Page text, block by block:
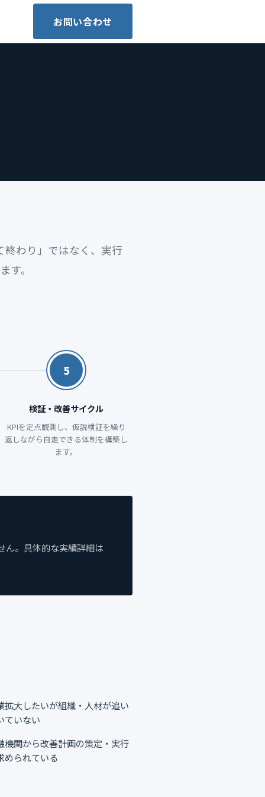
お問い合わせ
わり」ではなく、実行
す。
5
検証・改善サイクル
KPIを定点観測し、仮説検証を繰り
返しながら自走できる体制を構築し
ます。
ん。具体的な実績詳細は
拡大したいが組織・人材が追い
ていない
機関から改善計画の策定・実行
められている